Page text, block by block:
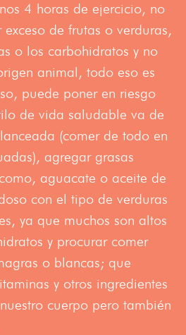
4 horas de ejercicio, no
de frutas o verduras,
o los carbohidratos y no
animal, todo eso es
puede poner en riesgo
de vida saludable va de
(comer de todo en
agregar grasas
aguacate o aceite de
con el tipo de verduras
ya que muchos son altos
y procurar comer
o blancas; que
y otros ingredientes
cuerpo pero también